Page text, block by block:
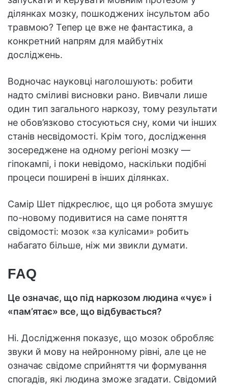
ділянках мозку, пошкоджених інсультом або
травмою? Тепер це вже не фантастика, а
конкретний напрям для майбутніх
досліджень.
Водночас науковці наголошують: робити
надто сміливі висновки рано. Вивчали лише
один тип загального наркозу, тому результати
не обов’язково стосуються сну, коми чи інших
станів несвідомості. Крім того, дослідження
зосереджене на одному регіоні мозку —
гіпокампі, і поки невідомо, наскільки подібні
процеси поширені в інших ділянках.
Самір Шет підкреслює, що ця робота змушує
по-новому подивитися на саме поняття
свідомості: мозок «за кулісами» робить
набагато більше, ніж ми звикли думати.
FAQ
Це означає, що під наркозом людина «чує» і
«пам’ятає» все, що відбувається?
Ні. Дослідження показує, що мозок обробляє
звуки й мову на нейронному рівні, але це не
означає свідоме сприйняття чи формування
спогадів, які людина зможе згадати. Свідомий